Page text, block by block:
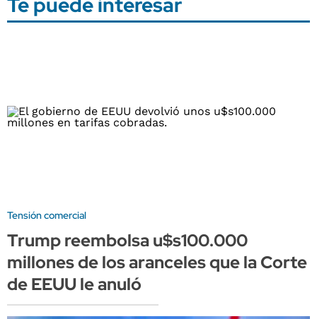
Tensión comercial
Trump reembolsa u$s100.000
millones de los aranceles que la Corte
de EEUU le anuló